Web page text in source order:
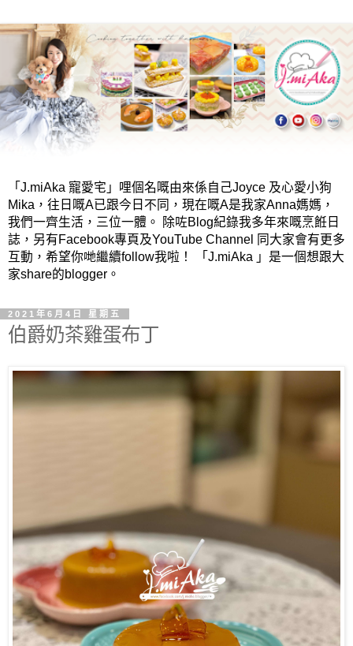
「J.miAka 寵愛宅」哩個名嘅由來係自己Joyce 及心愛小狗
Mika，往日嘅A已跟今日不同，現在嘅A是我家Anna媽媽，
我們一齊生活，三位一體。 除咗Blog紀錄我多年來嘅烹餁日
誌，另有Facebook專頁及YouTube Channel 同大家會有更多
互動，希望你哋繼續follow我啦！ 「J.miAka 」是一個想跟大
家share的blogger。
2021年6月4日 星期五
伯爵奶茶雞蛋布丁